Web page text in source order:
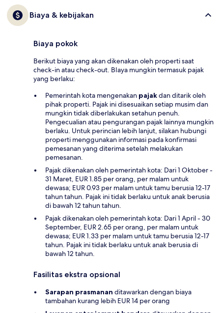
Biaya & kebijakan
Biaya pokok
Berikut biaya yang akan dikenakan oleh properti saat
check-in atau check-out. BIaya mungkin termasuk pajak
yang berlaku:
Pemerintah kota mengenakan pajakdan ditarik oleh
pihak properti. Pajak ini disesuaikan setiap musim dan
mungkin tidak diberlakukan setahun penuh.
Pengecualian atau pengurangan pajak lainnya mungkin
berlaku. Untuk perincian lebih lanjut, silakan hubungi
properti menggunakan informasi pada konfirmasi
pemesanan yang diterima setelah melakukan
pemesanan.
Pajak dikenakan oleh pemerintah kota: Dari 1 Oktober -
31 Maret, EUR 1.85 per orang, per malam untuk
dewasa; EUR 0.93 per malam untuk tamu berusia 12-17
tahun tahun. Pajak ini tidak berlaku untuk anak berusia
di bawah 12 tahun tahun.
Pajak dikenakan oleh pemerintah kota: Dari 1 April - 30
September, EUR 2.65 per orang, per malam untuk
dewasa; EUR 1.33 per malam untuk tamu berusia 12-17
tahun. Pajak ini tidak berlaku untuk anak berusia di
bawah 12 tahun.
Fasilitas ekstra opsional
Sarapan prasmanan ditawarkan dengan biaya
tambahan kurang lebih EUR 14 per orang